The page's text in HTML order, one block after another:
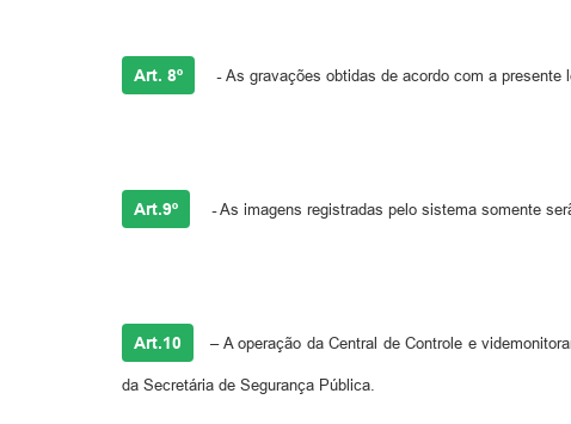
Art. 8º - As gravações obtidas de acordo com a presente
Art.9º -As imagens registradas pelo sistema somente
Art.10 –A operação da Central de Controle e
da Secretária de Segurança Pública.